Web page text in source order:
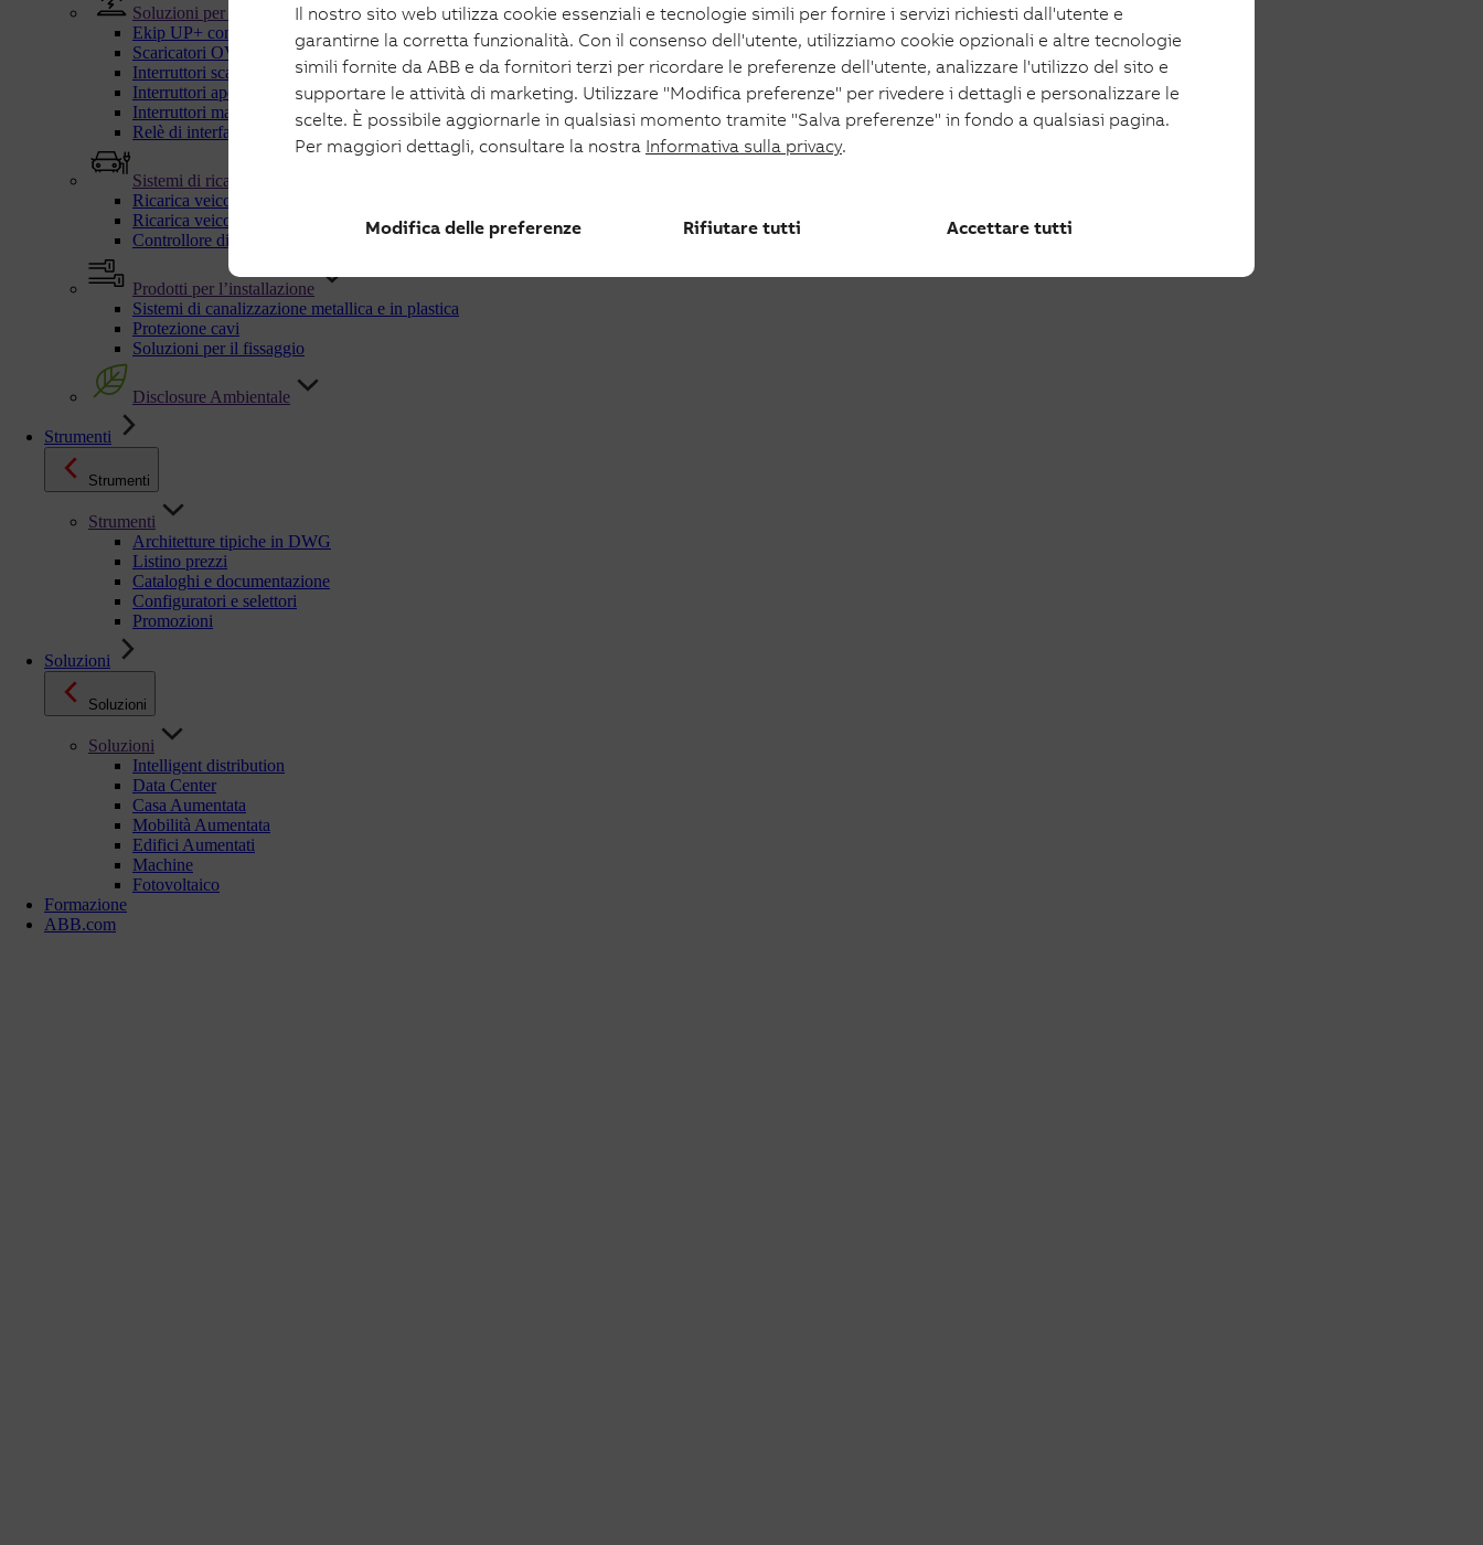
Il nostro sito web utilizza cookie essenziali e tecnologie simili per fornire i servizi richiesti dall'utente e
garantirne la corretta funzionalità. Con il consenso dell'utente, utilizziamo cookie opzionali e altre tecnologie
simili fornite da ABB e da fornitori terzi per ricordare le preferenze dell'utente, analizzare l'utilizzo del sito e
supportare le attività di marketing. Utilizzare "Modifica preferenze" per rivedere i dettagli e personalizzare le
scelte. È possibile aggiornarle in qualsiasi momento tramite "Salva preferenze" in fondo a qualsiasi pagina.
Per maggiori dettagli, consultare la nostra Informativa sulla privacy.
Modifica delle preferenze Rifiutare tutti Accettare tutti
Soluzioni per energie rinnovabili
Ekip UP+ con IPS
Scaricatori OVR PV
Interruttori scatolati e manovra-sezionatori per fotovoltaico
Interruttori aperti e manovra-sezionatori per fotovoltaico
Interruttori magnetotermici fotovoltaico
Relè di interfaccia
Sistemi di ricarica
Ricarica veicoli elettrici in AC
Ricarica veicoli elettrici in DC
Controllore dinamico di carichi C-Kit
Prodotti per l’installazione
Sistemi di canalizzazione metallica e in plastica
Protezione cavi
Soluzioni per il fissaggio
Disclosure Ambientale
Strumenti
Strumenti
Strumenti
Architetture tipiche in DWG
Listino prezzi
Cataloghi e documentazione
Configuratori e selettori
Promozioni
Soluzioni
Soluzioni
Soluzioni
Intelligent distribution
Data Center
Casa Aumentata
Mobilità Aumentata
Edifici Aumentati
Machine
Fotovoltaico
Formazione
ABB.com